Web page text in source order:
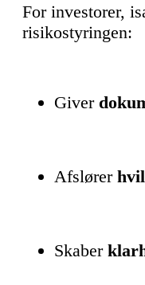
For investorer,
risikostyringen:
Giver
Afslører
Skaber